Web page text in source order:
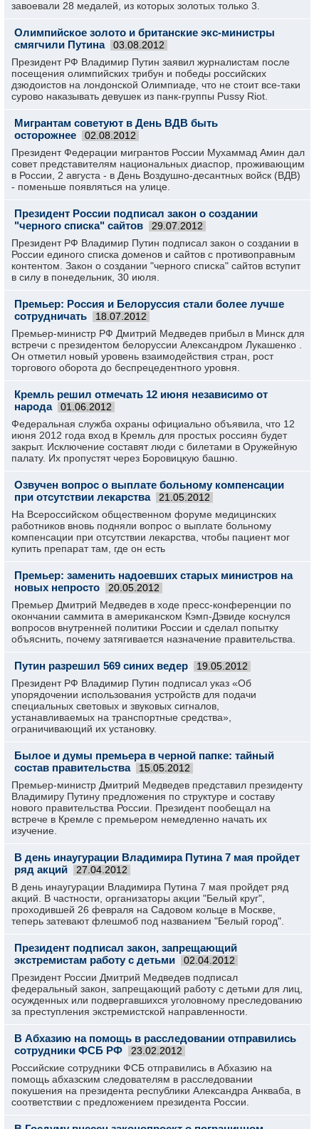
завоевали 28 медалей, из которых золотых только 3.
Олимпийское золото и британские экс-министры
смягчили Путина
03.08.2012
Президент РФ Владимир Путин заявил журналистам после
посещения олимпийских трибун и победы российских
дзюдоистов на лондонской Олимпиаде, что не стоит все-таки
сурово наказывать девушек из панк-группы Pussу Riot.
Мигрантам советуют в День ВДВ быть
осторожнее
02.08.2012
Президент Федерации мигрантов России Мухаммад Амин дал
совет представителям национальных диаспор, проживающим
в России, 2 августа - в День Воздушно-десантных войск (ВДВ)
- поменьше появляться на улице.
Президент России подписал закон о создании
"черного списка" сайтов
29.07.2012
Президент РФ Владимир Путин подписал закон о создании в
России единого списка доменов и сайтов с противоправным
контентом. Закон о создании "черного списка" сайтов вступит
в силу в понедельник, 30 июля.
Премьер: Россия и Белоруссия стали более лучше
сотрудничать
18.07.2012
Премьер-министр РФ Дмитрий Медведев прибыл в Минск для
встречи с президентом белоруссии Александром Лукашенко .
Он отметил новый уровень взаимодействия стран, рост
торгового оборота до беспрецедентного уровня.
Кремль решил отмечать 12 июня независимо от
народа
01.06.2012
Федеральная служба охраны официально объявила, что 12
июня 2012 года вход в Кремль для простых россиян будет
закрыт. Исключение составят люди с билетами в Оружейную
палату. Их пропустят через Боровицкую башню.
Озвучен вопрос о выплате больному компенсации
при отсутствии лекарства
21.05.2012
На Всероссийском общественном форуме медицинских
работников вновь подняли вопрос о выплате больному
компенсации при отсутствии лекарства, чтобы пациент мог
купить препарат там, где он есть
Премьер: заменить надоевших старых министров на
новых непросто
20.05.2012
Премьер Дмитрий Медведев в ходе пресс-конференции по
окончании саммита в американском Кэмп-Дэвиде коснулся
вопросов внутренней политики России и сделал попытку
объяснить, почему затягивается назначение правительства.
Путин разрешил 569 синих ведер 19.05.2012
Президент РФ Владимир Путин подписал указ «Об
упорядочении использования устройств для подачи
специальных световых и звуковых сигналов,
устанавливаемых на транспортные средства»,
ограничивающий их установку.
Былое и думы премьера в черной папке: тайный
состав правительства
15.05.2012
Премьер-министр Дмитрий Медведев представил президенту
Владимиру Путину предложения по структуре и составу
нового правительства России. Президент пообещал на
встрече в Кремле с премьером немедленно начать их
изучение.
В день инаугурации Владимира Путина 7 мая пройдет
ряд акций
27.04.2012
В день инаугурации Владимира Путина 7 мая пройдет ряд
акций. В частности, организаторы акции "Белый круг",
проходившей 26 февраля на Садовом кольце в Москве,
теперь затевают флешмоб под названием "Белый город".
Президент подписал закон, запрещающий
экстремистам работу с детьми
02.04.2012
Президент России Дмитрий Медведев подписал
федеральный закон, запрещающий работу с детьми для лиц,
осужденных или подвергавшихся уголовному преследованию
за преступления экстремистской направленности.
В Абхазию на помощь в расследовании отправились
сотрудники ФСБ РФ
23.02.2012
Российские сотрудники ФСБ отправились в Абхазию на
помощь абхазским следователям в расследовании
покушения на президента республики Александра Анкваба, в
соответствии с предложением президента России.